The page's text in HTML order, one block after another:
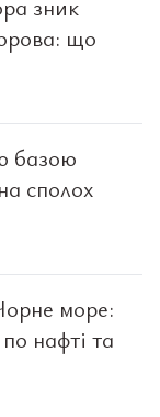
зник
що
базою
сполох
море:
нафті та